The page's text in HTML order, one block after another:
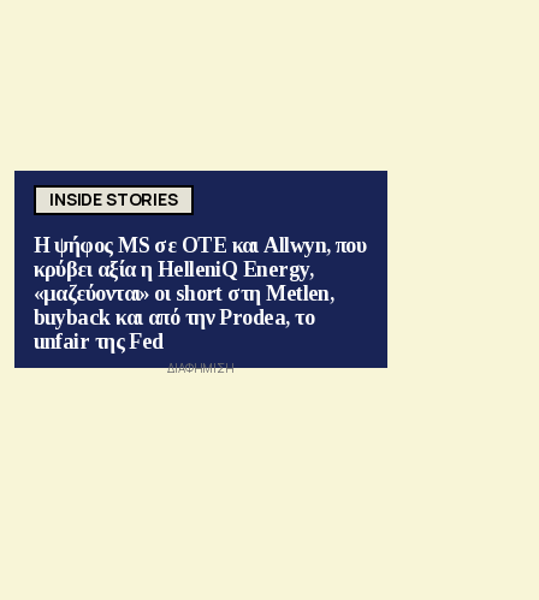
INSIDE STORIES
Η ψήφος MS σε ΟΤΕ και Allwyn, που
κρύβει αξία η HelleniQ Energy,
«μαζεύονται» οι short στη Metlen,
buyback και από την Prodea, το
unfair της Fed